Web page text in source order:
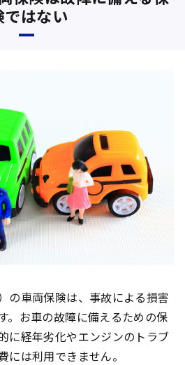
ではない
の車両保険は、事故による損害
。お車の故障に備えるための保
に経年劣化やエンジンのトラブ
には利用できません。